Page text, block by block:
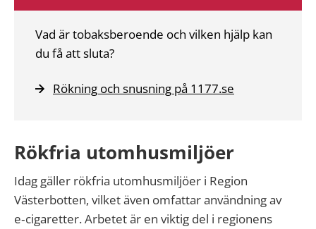
Vad är tobaksberoende och vilken hjälp kan
du få att sluta?
Rökning och snusning på 1177.se
Rökfria utomhusmiljöer
Idag gäller rökfria utomhusmiljöer i Region
Västerbotten, vilket även omfattar användning av
e‑cigaretter. Arbetet är en viktig del i regionens